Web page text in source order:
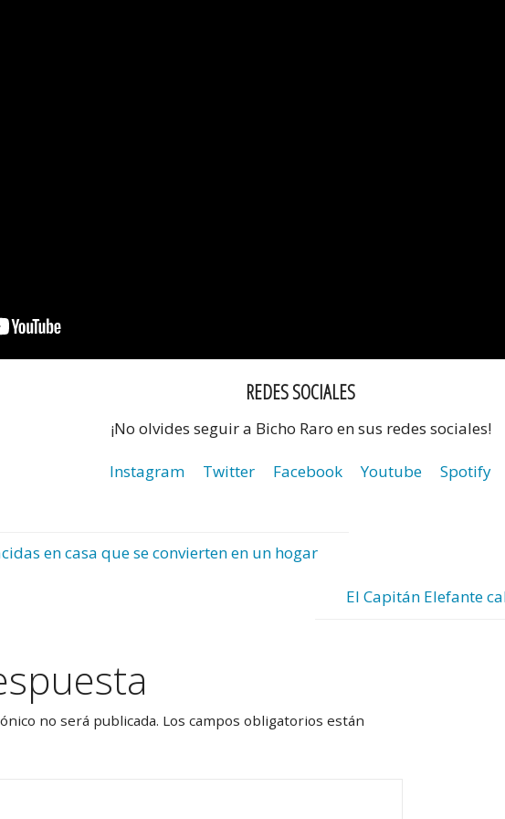
REDES SOCIALES
¡No olvides seguir a Bicho Raro en sus redes sociales!
Instagram Twitter Facebook Youtube Spotify
en casa que se convierten en un hogar
El Capitán Elefante
no será publicada. Los campos obligatorios están